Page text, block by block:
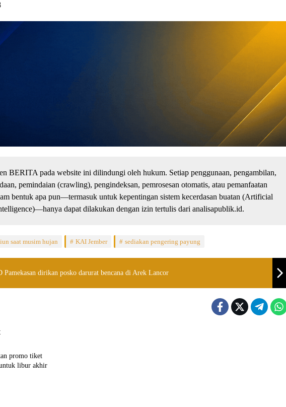
BERITA pada website ini dilindungi oleh hukum. Setiap penggunaan, pengambilan,
pemindaian (crawling), pengindeksan, pemrosesan otomatis, atau pemanfaatan
bentuk apa pun—termasuk untuk kepentingan sistem kecerdasan buatan (Artificial
dapat dilakukan dengan izin tertulis dari analisapublik.id.
saat musim hujan KAI Jember sediakan pengering payung
Pamekasan dirikan posko darurat bencana di Arek Lancor
promo tiket
libur akhir